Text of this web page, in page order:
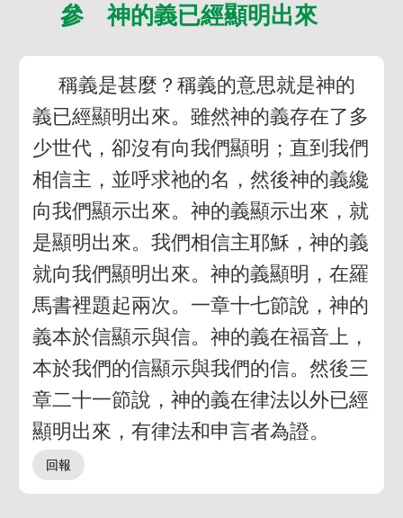
參 神的義已經顯明出來
稱義是甚麼？稱義的意思就是神的
義已經顯明出來。雖然神的義存在了多
少世代，卻沒有向我們顯明；直到我們
相信主，並呼求祂的名，然後神的義纔
向我們顯示出來。神的義顯示出來，就
是顯明出來。我們相信主耶穌，神的義
就向我們顯明出來。神的義顯明，在羅
馬書裡題起兩次。一章十七節說，神的
義本於信顯示與信。神的義在福音上，
本於我們的信顯示與我們的信。然後三
章二十一節說，神的義在律法以外已經
顯明出來，有律法和申言者為證。